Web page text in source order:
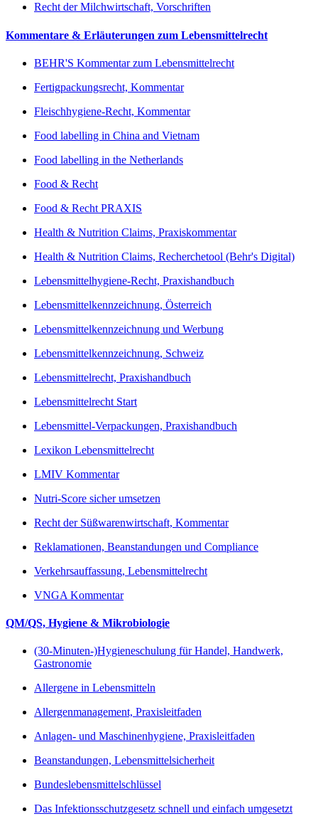
Recht der Milchwirtschaft, Vorschriften
Kommentare & Erläuterungen zum Lebensmittelrecht
BEHR'S Kommentar zum Lebensmittelrecht
Fertigpackungsrecht, Kommentar
Fleischhygiene-Recht, Kommentar
Food labelling in China and Vietnam
Food labelling in the Netherlands
Food & Recht
Food & Recht PRAXIS
Health & Nutrition Claims, Praxiskommentar
Health & Nutrition Claims, Recherchetool (Behr's Digital)
Lebensmittelhygiene-Recht, Praxishandbuch
Lebensmittelkennzeichnung, Österreich
Lebensmittelkennzeichnung und Werbung
Lebensmittelkennzeichnung, Schweiz
Lebensmittelrecht, Praxishandbuch
Lebensmittelrecht Start
Lebensmittel-Verpackungen, Praxishandbuch
Lexikon Lebensmittelrecht
LMIV Kommentar
Nutri-Score sicher umsetzen
Recht der Süßwarenwirtschaft, Kommentar
Reklamationen, Beanstandungen und Compliance
Verkehrsauffassung, Lebensmittelrecht
VNGA Kommentar
QM/QS, Hygiene & Mikrobiologie
(30-Minuten-)Hygieneschulung für Handel, Handwerk,
Gastronomie
Allergene in Lebensmitteln
Allergenmanagement, Praxisleitfaden
Anlagen- und Maschinenhygiene, Praxisleitfaden
Beanstandungen, Lebensmittelsicherheit
Bundeslebensmittelschlüssel
Das Infektionsschutzgesetz schnell und einfach umgesetzt